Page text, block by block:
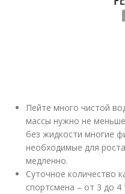
Пейте много чистой
массы нужно не
без жидкости многие
необходимые для
медленно.
Суточное количество
спортсмена – от 3 до